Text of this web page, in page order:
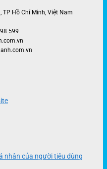
TP Hồ Chí Minh, Việt Nam
599
nhân của người tiêu dùng